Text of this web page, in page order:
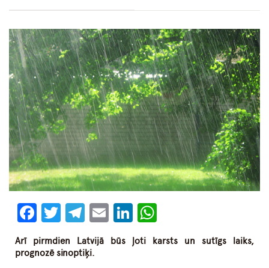
Facebook
Twitter
Telegram
EmailLinkedIn
Arī pirmdien Latvijā būs ļoti karsts un sutīgs laiks,
prognozē sinoptiķi.